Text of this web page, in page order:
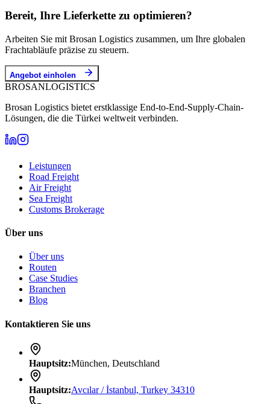
Bereit, Ihre Lieferkette zu optimieren?
Arbeiten Sie mit Brosan Logistics zusammen, um Ihre globalen
Frachtabläufe präzise zu steuern.
Angebot einholen
BROSANLOGISTICS
Brosan Logistics bietet erstklassige End-to-End-Supply-Chain-
Lösungen, die die Türkei weltweit verbinden.
Leistungen
Road Freight
Air Freight
Sea Freight
Customs Brokerage
Über uns
Über uns
Routen
Case Studies
Branchen
Blog
Kontaktieren Sie uns
Hauptsitz:München, Deutschland
Hauptsitz:Avcılar / İstanbul, Turkey 34310